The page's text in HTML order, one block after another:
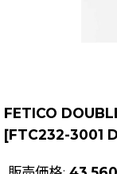
FETICO
[FTC232-3001